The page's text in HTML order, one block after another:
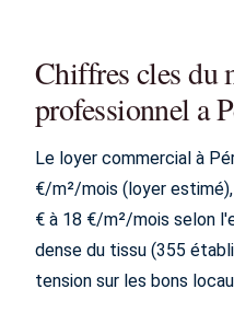
Chiffres cles du
professionnel a
Le loyer commercial à
€/m²/mois (loyer
€ à 18 €/m²/mois selon
dense du tissu (355
tension sur les bons